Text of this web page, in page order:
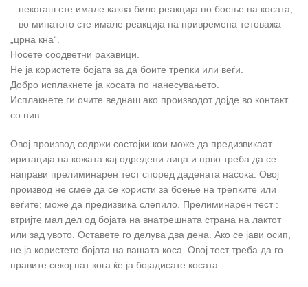
– некогаш сте имале каква било реакција по боење на косата,
– во минатото сте имале реакција на привремена тетоважа
„црна кна“.
Носете соодветни ракавици.
Не ја користете бојата за да боите трепки или веѓи.
Добро исплакнете ја косата по нанесувањето.
Исплакнете ги очите веднаш ако производот дојде во контакт
со нив.
Овој производ содржи состојки кои може да предизвикаат
иритација на кожата кај одредени лица и прво треба да се
направи прелиминарен тест според дадената насока. Овој
производ не смее да се користи за боење на трепките или
веѓите; може да предизвика слепило. Прелиминарен тест :
втријте мал дел од бојата на внатрешната страна на лактот
или зад увото. Оставете го делува два дена. Ако се јави осип,
не ја користете бојата на вашата коса. Овој тест треба да го
правите секој пат кога ќе ја бојадисате косата.